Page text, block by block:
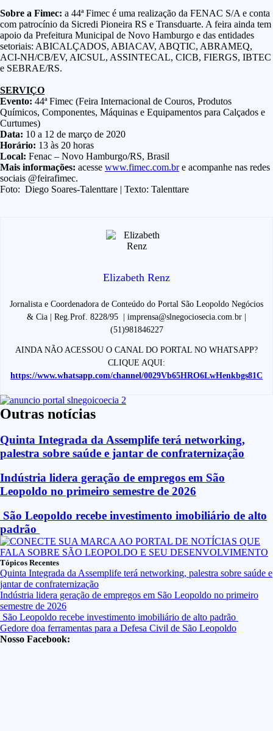
Sobre a Fimec: a 44ª Fimec é uma realização da FENAC S/A e conta
com patrocínio da Sicredi Pioneira RS e Transduarte. A feira ainda tem
apoio da Prefeitura Municipal de Novo Hamburgo e das entidades
setoriais: ABICALÇADOS, ABIACAV, ABQTIC, ABRAMEQ,
ACI-NH/CB/EV, AICSUL, ASSINTECAL, CICB, FIERGS, IBTEC
e SEBRAE/RS.
SERVIÇO
Evento: 44ª Fimec (Feira Internacional de Couros, Produtos
Químicos, Componentes, Máquinas e Equipamentos para Calçados e
Curtumes)
Data: 10 a 12 de março de 2020
Horário: 13 às 20 horas
Local: Fenac – Novo Hamburgo/RS, Brasil
Mais informações: acesse www.fimec.com.bre acompanhe nas redes
sociais @feirafimec.
Foto: Diego Soares-Talenttare | Texto: Talenttare
Elizabeth Renz
Jornalista e Coordenadora de Conteúdo do Portal São Leopoldo Negócios
& Cia | Reg.Prof. 8228/95 | imprensa@slnegociosecia.com.br |
(51)981846227
AINDA NÃO ACESSOU O CANAL DO PORTAL NO WHATSAPP?
CLIQUE AQUI:
https://www.whatsapp.com/channel/0029Vb65HRO6LwHenkbgs81C
Outras notícias
Quinta Integrada da Assemplife terá networking,
palestra sobre saúde e jantar de confraternização
Indústria lidera geração de empregos em São
Leopoldo no primeiro semestre de 2026
São Leopoldo recebe investimento imobiliário de alto
padrão
Tópicos Recentes
Quinta Integrada da Assemplife terá networking, palestra sobre saúde e
jantar de confraternização
Indústria lidera geração de empregos em São Leopoldo no primeiro
semestre de 2026
São Leopoldo recebe investimento imobiliário de alto padrão
Gedore doa ferramentas para a Defesa Civil de São Leopoldo
Nosso Facebook: